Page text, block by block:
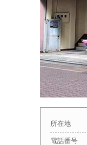
所在地
電話番号